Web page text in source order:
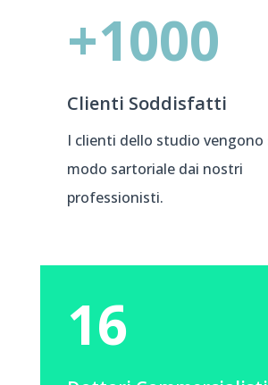
+1000
Clienti Soddisfatti
I clienti dello studio
modo sartoriale dai nostri
professionisti.
16